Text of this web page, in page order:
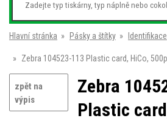
Hlavní stránka » Pásky a štítky » Identifikace
» Zebra 104523-113 Plastic card, HiCo,
zpět na
výpis
Zebra
Plastic